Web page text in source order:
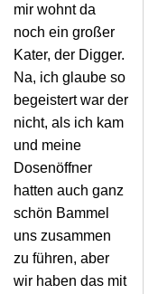
mir wohnt da
noch ein großer
Kater, der Digger.
Na, ich glaube so
begeistert war der
nicht, als ich kam
und meine
Dosenöffner
hatten auch ganz
schön Bammel
uns zusammen
zu führen, aber
wir haben das mit